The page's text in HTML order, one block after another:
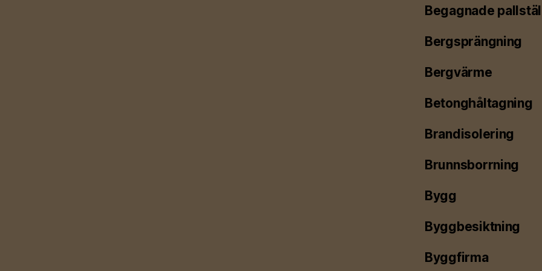
Begagnade
Bergsprängning
Bergvärme
Betonghåltagning
Brandisolering
Brunnsborrning
Bygg
Byggbesiktning
Byggfirma